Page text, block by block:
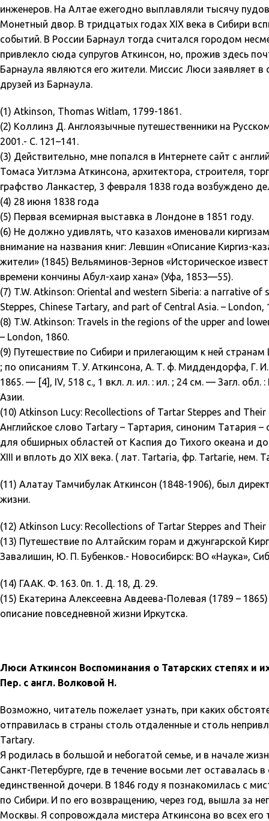
инженеров. На Алтае ежегодно выплавляли тысячу
Монетный двор. В тридцатых годах XIX века в Сибири
событий. В России Барнаул тогда считался городом
привлекло сюда супругов Аткинсон, но, прожив здесь
Барнаула являются его жители. Миссис Люси заявляет
друзей из Барнаула.
(1) Atkinson, Thomas Witlam, 1799-1861.
(2) Коллинз Д. Англоязычные путешественники на
2001.- С. 121–141.
(3) Действительно, мне попался в Интернете сайт с
Томаса Уитлэма Аткинсона, архитектора, строителя,
графство Ланкастер, 3 февраля 1838 года возбуждено
(4) 28 июня 1838 года
(5) Первая всемирная выставка в Лондоне в 1851 году.
(6) Не должно удивлять, что казахов именовали
внимание на названия книг: Левшин «Описание Киргиз-
жители» (1845) Вельяминов-Зернов «Историческое
времени кончины Абул-хаир хана» (Уфа, 1853—55).
(7) T.W. Atkinson: Oriental and western Siberia: a narrative
Steppes, Chinese Tartary, and part of Central Asia. – London,
(8) T.W. Atkinson: Travels in the regions of the upper and
– London, 1860.
(9) Путешествие по Сибири и прилегающим к ней странам
; по описаниям Т. У. Аткинсона, А. Т. ф. Миддендорфа, Г.
1865. — [4], IV, 518 с., 1 вкл. л. ил. : ил. ; 24 см. — Загл.
Азии.
(10) Atkinson Lucy: Recollections of Tartar Steppes and
Английское слово Tartary – Тартария, синоним Татария
для обширных областей от Каспия до Тихого океана и
XIII и вплоть до XIX века. ( лат. Tartaria, фр. Tartarie, нем.
(11) Алатау Тамчибулак Аткинсон (1848-1906), был
жизни.
(12) Atkinson Lucy: Recollections of Tartar Steppes and Their
(13) Путешествие по Алтайским горам и джунгарской
Завалишин, Ю. П. Бубенков.- Новосибирск: ВО «Наука»,
(14) ГААК. Ф. 163. 0п. 1. Д. 18, Д. 29.
(15) Екатерина Алексеевна Авдеева-Полевая (1789 –
описание повседневной жизни Иркутска.
Люси Аткинсон Воспоминания о Татарских степях и
Пер. с англ. Волковой Н.
Возможно, читатель пожелает узнать, при каких
отправилась в страны столь отдаленные и столь
Tartary.
Я родилась в большой и небогатой семье, и в начале
Санкт-Петербурге, где в течение восьми лет оставалась
единственной дочери. В 1846 году я познакомилась с
по Сибири. И по его возвращению, через год, вышла за
Москвы. Я сопровождала мистера Аткинсона во всех его